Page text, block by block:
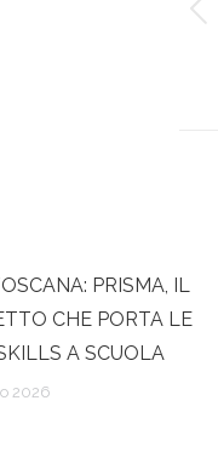
PRISMA, IL
CHE PORTA LE
A SCUOLA
2026